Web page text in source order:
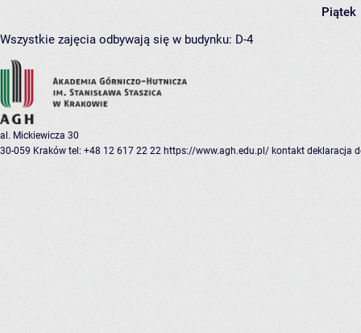
Piątek
Wszystkie zajęcia odbywają się w budynku: D-4
al. Mickiewicza 30
30-059 Kraków tel: +48 12 617 22 22 https://www.agh.edu.pl/ kontakt deklaracja